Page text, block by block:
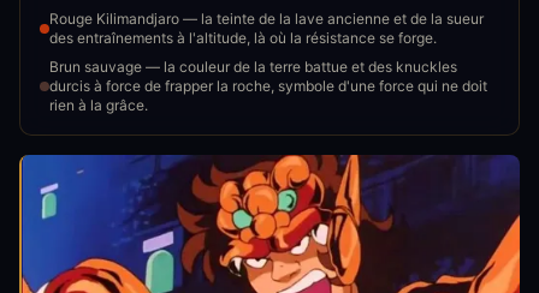
Rouge Kilimandjaro — la teinte de la lave ancienne et de la sueur
des entraînements à l'altitude, là où la résistance se forge.
Brun sauvage — la couleur de la terre battue et des knuckles
durcis à force de frapper la roche, symbole d'une force qui ne doit
rien à la grâce.